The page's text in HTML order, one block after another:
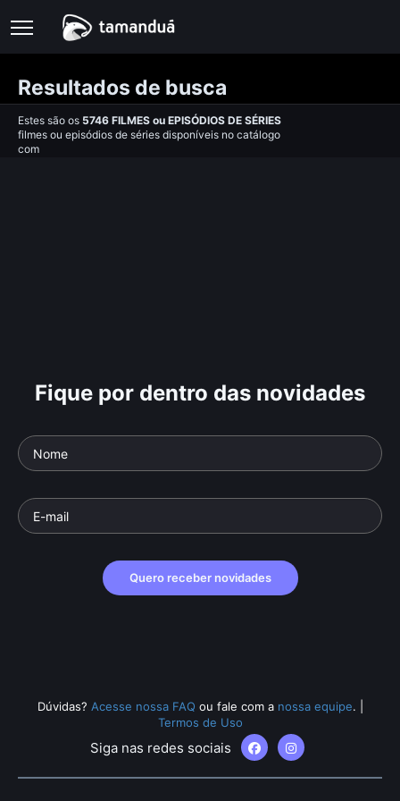
Resultados de busca
Estes são os 5746 FILMES ou EPISÓDIOS DE SÉRIES
filmes ou episódios de séries disponíveis no catálogo
com
Fique por dentro das novidades
Quero receber novidades
Dúvidas? Acesse nossa FAQ ou fale com a nossa equipe.
Termos de Uso
Siga nas redes sociais